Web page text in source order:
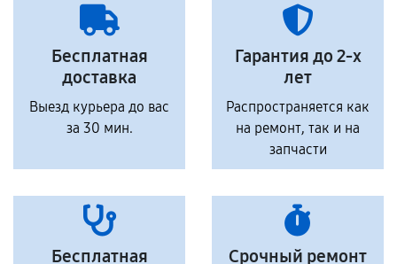
Бесплатная
доставка
Выезд курьера до вас
за 30 мин.
Гарантия до 2-х
лет
Распространяется как
на ремонт, так и на
запчасти
Бесплатная
Срочный ремонт